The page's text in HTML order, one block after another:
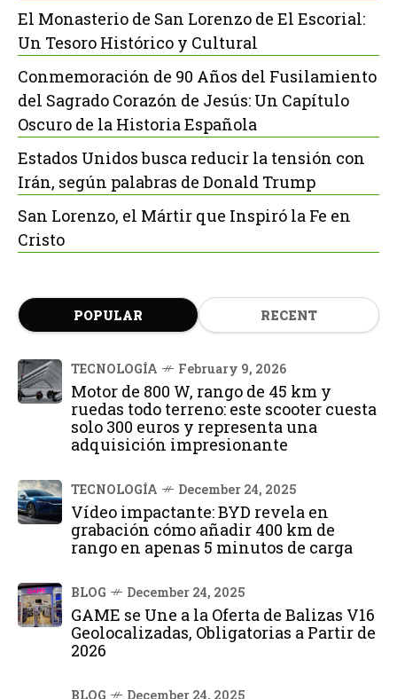
El Monasterio de San Lorenzo de El Escorial:
Un Tesoro Histórico y Cultural
Conmemoración de 90 Años del Fusilamiento
del Sagrado Corazón de Jesús: Un Capítulo
Oscuro de la Historia Española
Estados Unidos busca reducir la tensión con
Irán, según palabras de Donald Trump
San Lorenzo, el Mártir que Inspiró la Fe en
Cristo
POPULAR RECENT
TECNOLOGÍA February 9, 2026
Motor de 800 W, rango de 45 km y
ruedas todo terreno: este scooter cuesta
solo 300 euros y representa una
adquisición impresionante
TECNOLOGÍA December 24, 2025
Vídeo impactante: BYD revela en
grabación cómo añadir 400 km de
rango en apenas 5 minutos de carga
BLOG December 24, 2025
GAME se Une a la Oferta de Balizas V16
Geolocalizadas, Obligatorias a Partir de
2026
BLOG December 24, 2025